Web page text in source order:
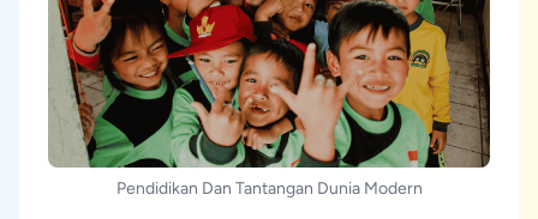
Pendidikan Dan Tantangan Dunia Modern